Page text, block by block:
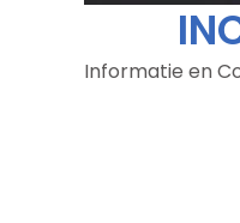
Informatie en